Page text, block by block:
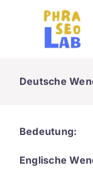
Deutsche
Bedeutung:
Englische